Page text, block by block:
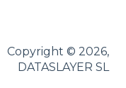
Copyright © 2026,
DATASLAYER SL